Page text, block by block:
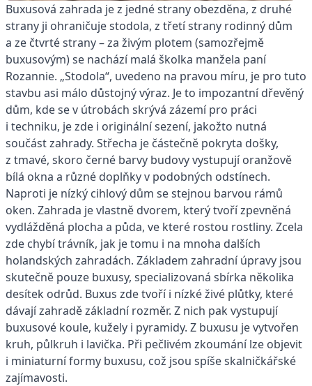
Buxusová zahrada je z jedné strany obezděna, z druhé
strany ji ohraničuje stodola, z třetí strany rodinný dům
a ze čtvrté strany – za živým plotem (samozřejmě
buxusovým) se nachází malá školka manžela paní
Rozannie. „Stodola“, uvedeno na pravou míru, je pro tuto
stavbu asi málo důstojný výraz. Je to impozantní dřevěný
dům, kde se v útrobách skrývá zázemí pro práci
i techniku, je zde i originální sezení, jakožto nutná
součást zahrady. Střecha je částečně pokryta došky,
z tmavé, skoro černé barvy budovy vystupují oranžově
bílá okna a různé doplňky v podobných odstínech.
Naproti je nízký cihlový dům se stejnou barvou rámů
oken. Zahrada je vlastně dvorem, který tvoří zpevněná
vydlážděná plocha a půda, ve které rostou rostliny. Zcela
zde chybí trávník, jak je tomu i na mnoha dalších
holandských zahradách. Základem zahradní úpravy jsou
skutečně pouze buxusy, specializovaná sbírka několika
desítek odrůd. Buxus zde tvoří i nízké živé plůtky, které
dávají zahradě základní rozměr. Z nich pak vystupují
buxusové koule, kužely i pyramidy. Z buxusu je vytvořen
kruh, půlkruh i lavička. Při pečlivém zkoumání lze objevit
i miniaturní formy buxusu, což jsou spíše skalničkářské
zajímavosti.